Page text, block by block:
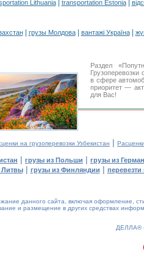
Lithuania| transportation Estonia|
| грузы Молдова| вантажі Україна|
Раздел
в сфере
приоритет —
для Вас!
на грузоперевозки Узбекистан |
| грузы из Польши | грузы из
Литвы| грузы из Финляндии | перевезти
данного сайта, включая оформление,
и размещение в других средствах